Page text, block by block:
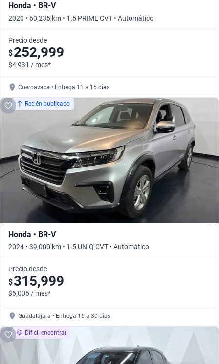
Honda • BR-V
2020 • 60,235 km • 1.5 PRIME CVT • Automático
Precio desde
$252,999
$4,931 / mes*
Cuernavaca • Entrega 11 a 15 días
Recién publicado
Honda • BR-V
2024 • 39,000 km • 1.5 UNIQ CVT • Automático
Precio desde
$315,999
$6,006 / mes*
Guadalajara • Entrega 16 a 30 días
Difícil encontrar